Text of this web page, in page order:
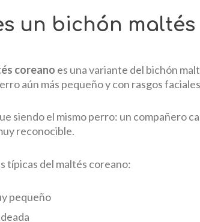
un bichón
coreano es una variante del bichón
aún más pequeño y con rasgos
siendo el mismo perro: un compañero
reconocible.
típicas del maltés coreano:
pequeño